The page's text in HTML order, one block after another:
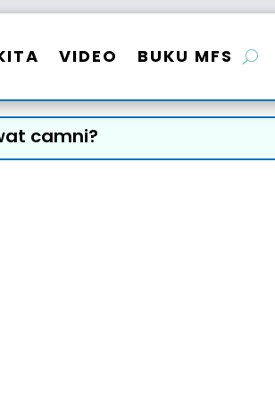
VIDEO BUKU MFS
camni?